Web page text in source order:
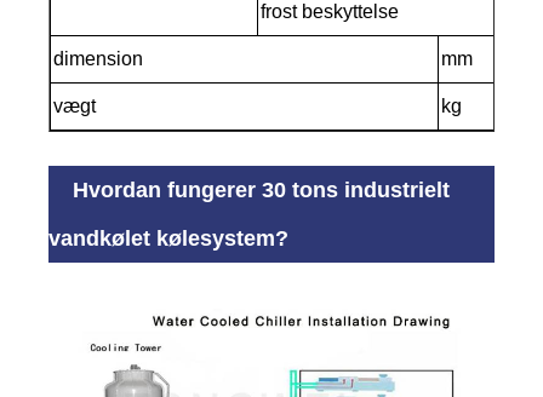
frost beskyttelse
dimension mm
vægt kg
Hvordan fungerer 30 tons industrielt
vandkølet kølesystem?